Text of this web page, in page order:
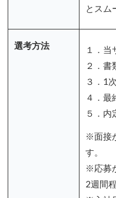
とスム
選考方法
１．当
２．書
３．1
４．最
５．内
※面接
す。
※応募
2週間